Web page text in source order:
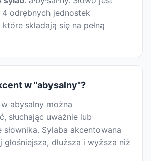
odrębnych jednostek
składają się na pełną
w "abysalny"?
abysalny można
słuchając uważnie lub
Sylaba akcentowana
dłuższa i wyższa niż